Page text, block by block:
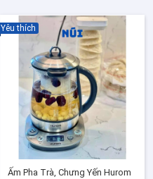
Ấm Pha Trà, Chưng Yến Hurom
Yêu thích